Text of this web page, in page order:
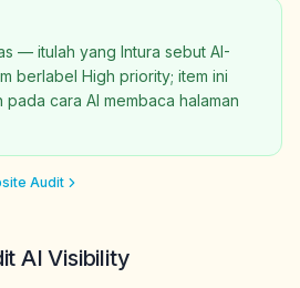
— itulah yang Intura sebut AI-
berlabel High priority; item ini
cara AI membaca halaman
Audit
AI Visibility